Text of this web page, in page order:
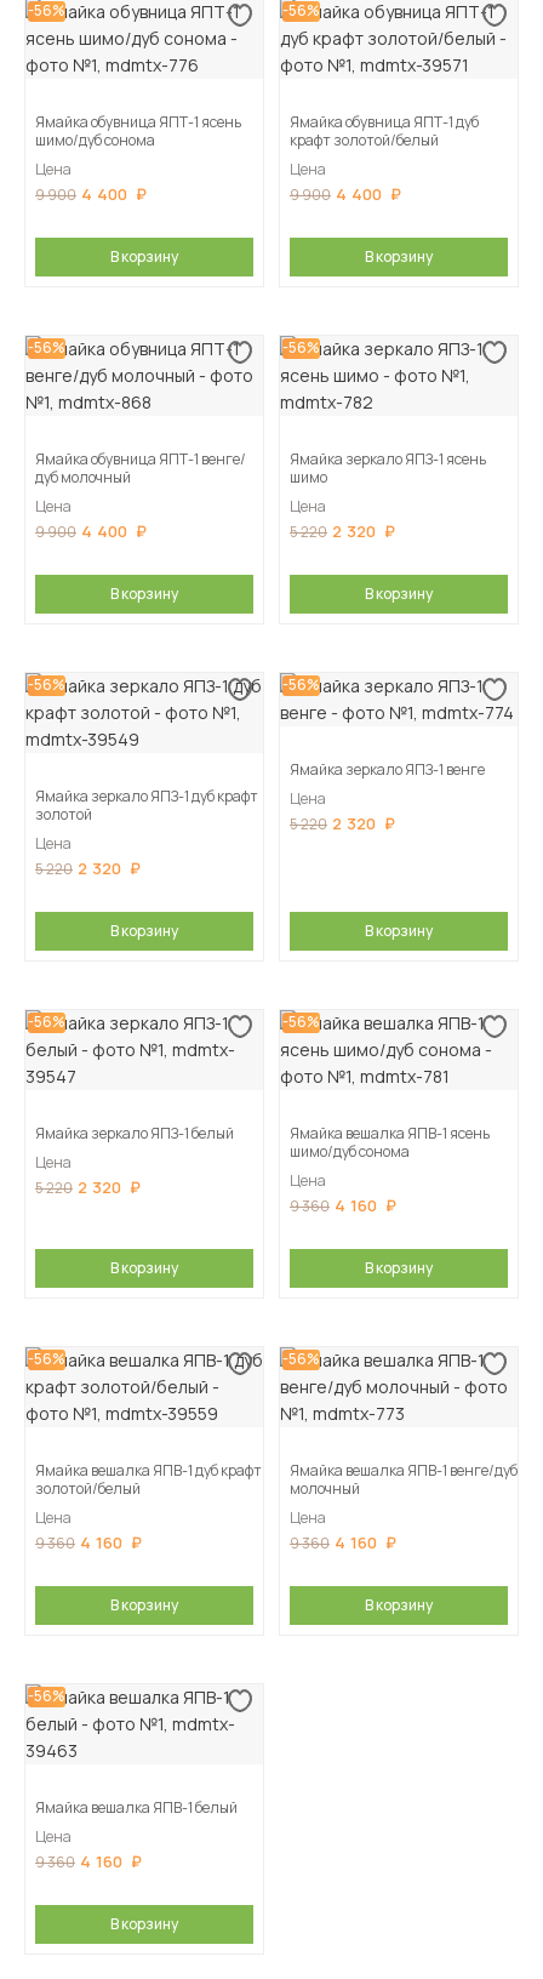
-56%
Ямайка обувница ЯПТ-1 ясень
шимо/дуб сонома
Цена
9 900 4 400
В корзину
-56%
Ямайка обувница ЯПТ-1 дуб
крафт золотой/белый
Цена
9 900 4 400
В корзину
-56%
Ямайка обувница ЯПТ-1 венге/
дуб молочный
Цена
9 900 4 400
В корзину
-56%
Ямайка зеркало ЯПЗ-1 ясень
шимо
Цена
5 220 2 320
В корзину
-56%
Ямайка зеркало ЯПЗ-1 дуб крафт
золотой
Цена
5 220 2 320
В корзину
-56%
Ямайка зеркало ЯПЗ-1 венге
Цена
5 220 2 320
В корзину
-56%
Ямайка зеркало ЯПЗ-1 белый
Цена
5 220 2 320
В корзину
-56%
Ямайка вешалка ЯПВ-1 ясень
шимо/дуб сонома
Цена
9 360 4 160
В корзину
-56%
Ямайка вешалка ЯПВ-1 дуб крафт
золотой/белый
Цена
9 360 4 160
В корзину
-56%
Ямайка вешалка ЯПВ-1 венге/дуб
молочный
Цена
9 360 4 160
В корзину
-56%
Ямайка вешалка ЯПВ-1 белый
Цена
9 360 4 160
В корзину